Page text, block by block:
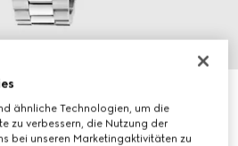
ähnliche Technologien, um die
zu verbessern, die Nutzung der
bei unseren Marketingaktivitäten zu